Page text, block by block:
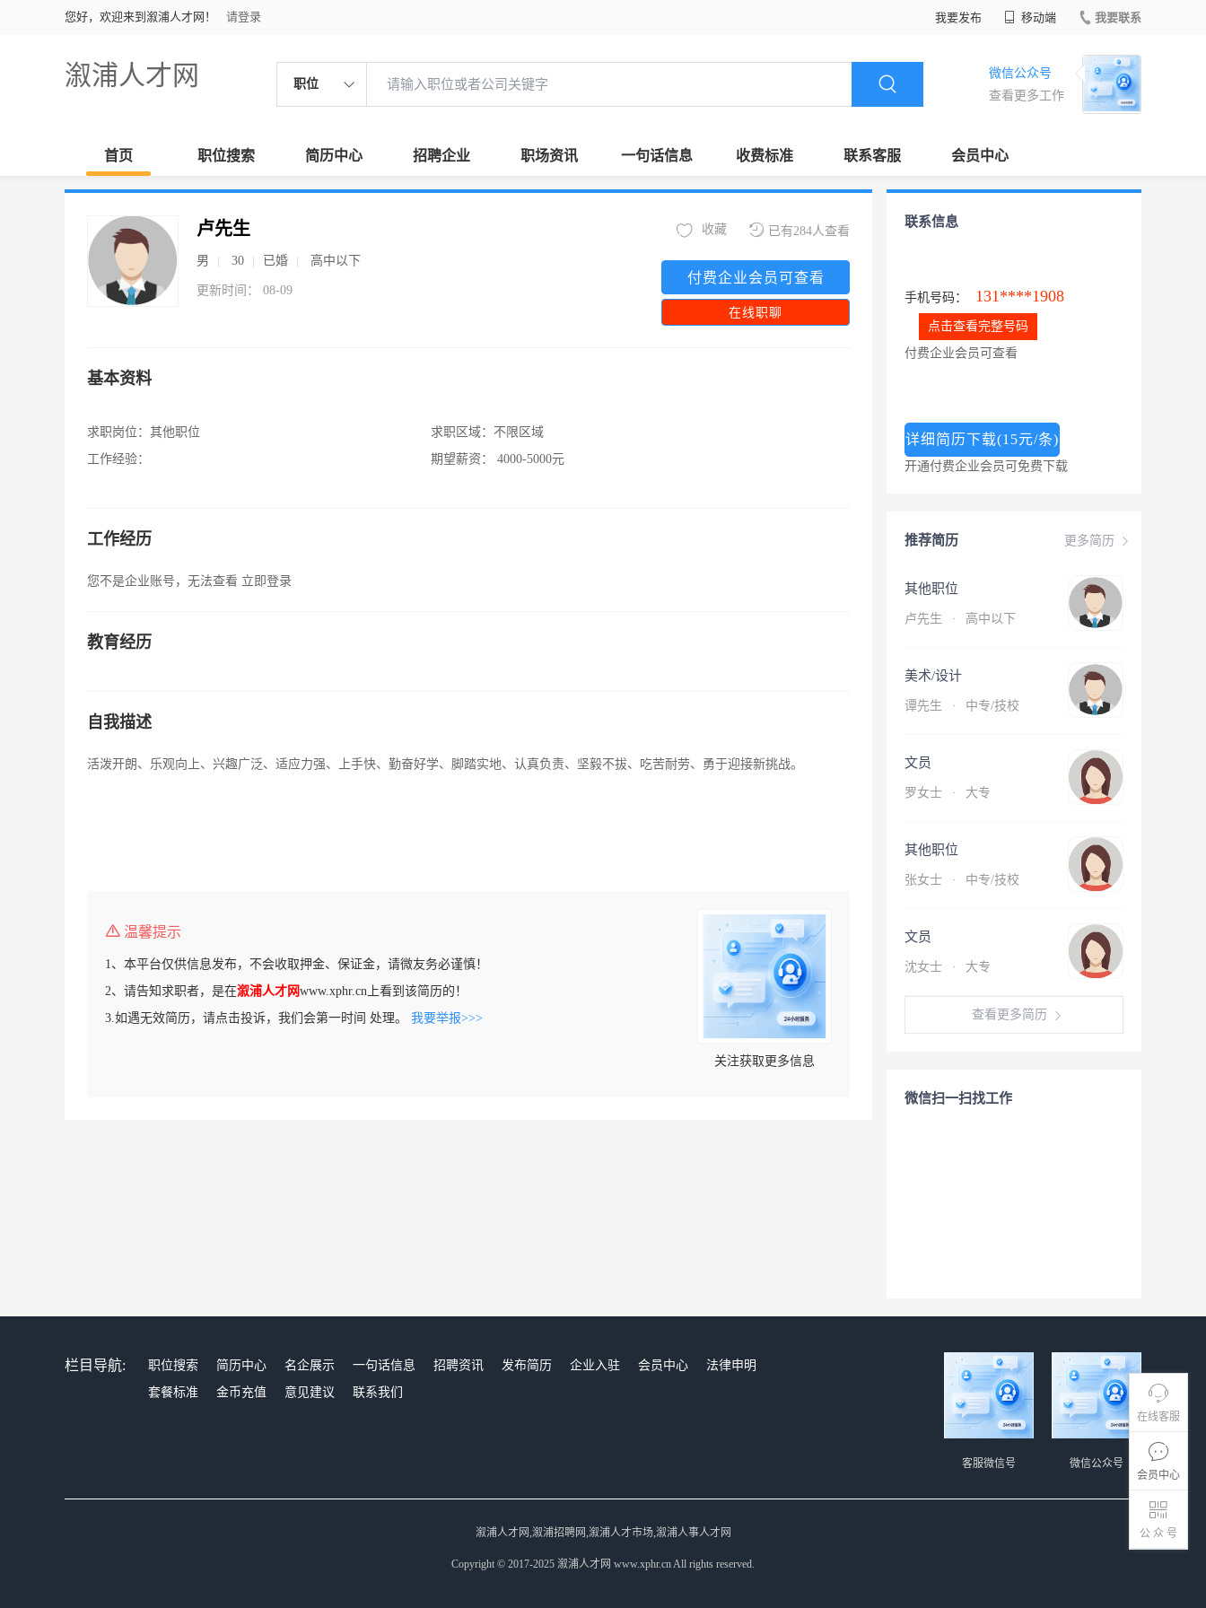
您好，欢迎来到溆浦人才网！ 请登录 我要发布 移动端 我要联系
溆浦人才网 职位
微信公众号
查看更多工作
首页 职位搜索 简历中心 招聘企业 职场资讯 一句话信息 收费标准 联系客服 会员中心
在线客服
会员中心
公 众 号
卢先生
男 30 已婚 高中以下
更新时间： 08-09
已有284人查看
收藏
付费企业会员可查看
在线职聊
基本资料
求职岗位： 其他职位
工作经验：
求职区域： 不限区域
期望薪资：
4000-5000元
工作经历
您不是企业账号，无法查看 立即登录
教育经历
自我描述
活泼开朗、乐观向上、兴趣广泛、适应力强、上手快、勤奋好学、脚踏实地、认真负责、坚毅不拔、吃苦耐劳、勇于迎接新挑战。
温馨提示
1、本平台仅供信息发布，不会收取押金、保证金，请微友务必谨慎！
2、请告知求职者，是在溆浦人才网www.xphr.cn上看到该简历的！
3.如遇无效简历，请点击投诉，我们会第一时间 处理。 我要举报>>>
关注获取更多信息
联系信息
手机号码： 131****1908
点击查看完整号码
付费企业会员可查看
详细简历下载(15元/条)
开通付费企业会员可免费下载
更多简历
推荐简历
其他职位
卢先生 · 高中以下
美术/设计
谭先生 · 中专/技校
文员
罗女士 · 大专
其他职位
张女士 · 中专/技校
文员
沈女士 · 大专
查看更多简历
微信扫一扫找工作
栏目导航: 职位搜索 简历中心 名企展示 一句话信息 招聘资讯 发布简历 企业入驻 会员中心
法律申明
套餐标准
金币充值 意见建议 联系我们
微信公众号
客服微信号
溆浦人才网,溆浦招聘网,溆浦人才市场,溆浦人事人才网
Copyright © 2017-2025 溆浦人才网 www.xphr.cn All rights reserved.